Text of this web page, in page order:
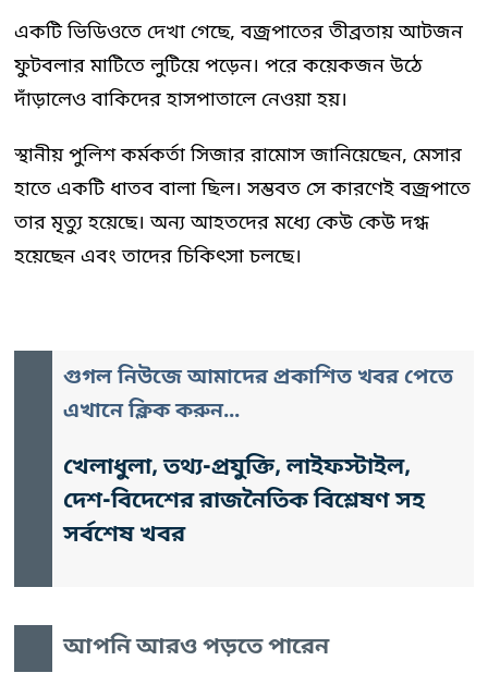
একটি ভিডিওতে দেখা গেছে, বজ্রপাতের তীব্রতায় আটজন
ফুটবলার মাটিতে লুটিয়ে পড়েন। পরে কয়েকজন উঠে
দাঁড়ালেও বাকিদের হাসপাতালে নেওয়া হয়।
স্থানীয় পুলিশ কর্মকর্তা সিজার রামোস জানিয়েছেন, মেসার
হাতে একটি ধাতব বালা ছিল। সম্ভবত সে কারণেই বজ্রপাতে
তার মৃত্যু হয়েছে। অন্য আহতদের মধ্যে কেউ কেউ দগ্ধ
হয়েছেন এবং তাদের চিকিৎসা চলছে।
গুগল নিউজে আমাদের প্রকাশিত খবর পেতে
এখানে ক্লিক করুন...
খেলাধুলা, তথ্য-প্রযুক্তি, লাইফস্টাইল,
দেশ-বিদেশের রাজনৈতিক বিশ্লেষণ সহ
সর্বশেষ খবর
আপনি আরও পড়তে পারেন